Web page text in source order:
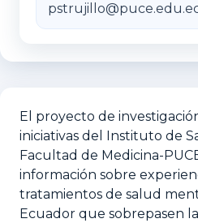
El proyecto de
iniciativas del Instituto de
Facultad de Medicina-
información sobre
tratamientos de salud
Ecuador que sobrepasen